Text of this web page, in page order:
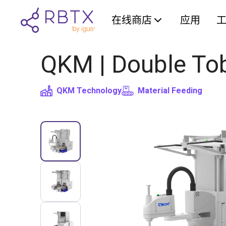
在线商店 应用
QKM | Double
QKM Technology Material Feeding